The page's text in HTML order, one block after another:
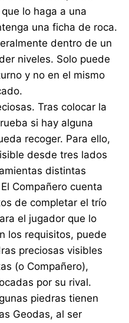
lo haga a una
una ficha de roca.
dentro de un
niveles. Solo puede
y no en el mismo
Tras colocar la
si hay alguna
recoger. Para ello,
desde tres lados
distintas
Compañero cuenta
de completar el trío
el jugador que lo
los requisitos, puede
preciosas visibles
(o Compañero),
por su rival.
piedras tienen
Geodas, al ser